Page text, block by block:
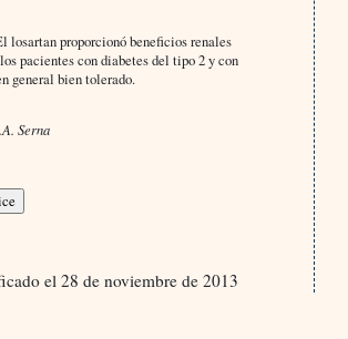
losartan proporcionó beneficios renales
pacientes con diabetes del tipo 2 y con
general bien tolerado.
Serna
el 28 de noviembre de 2013